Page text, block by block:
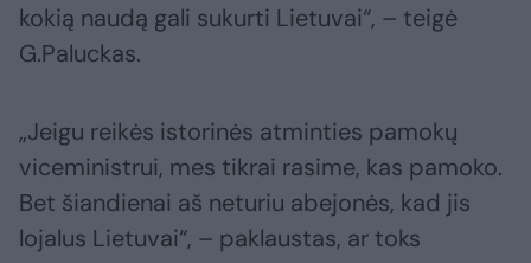
kokią naudą gali sukurti Lietuvai“, – teigė
G.Paluckas.
„Jeigu reikės istorinės atminties pamokų
viceministrui, mes tikrai rasime, kas pamoko.
Bet šiandienai aš neturiu abejonės, kad jis
lojalus Lietuvai“, – paklaustas, ar toks